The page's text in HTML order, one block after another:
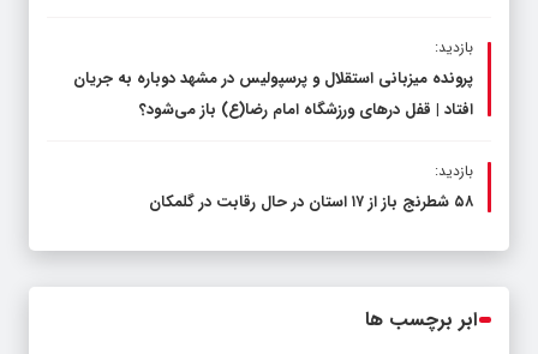
بازدید:
پرونده میزبانی استقلال و پرسپولیس در مشهد دوباره به جریان
افتاد | قفل در‌های ورزشگاه امام رضا(ع) باز می‌شود؟
بازدید:
۵۸ شطرنج‌ باز از ۱۷ استان در حال رقابت در گلمکان
ابر برچسب ها